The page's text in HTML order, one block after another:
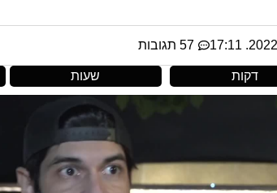
57 תגובות
שעות דקות